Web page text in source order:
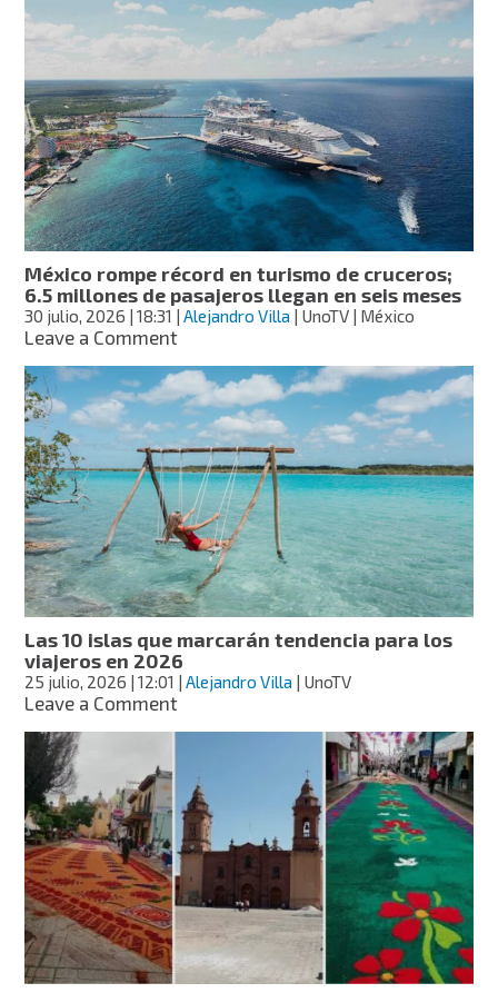
vas
de
vacaciones?
Profeco
recuerda
derechos
al
contratar
hoteles,
viajes
y
transporte
México rompe récord en turismo de cruceros;
6.5 millones de pasajeros llegan en seis meses
30 julio, 2026 | 18:31 |Alejandro Villa | UnoTV | México
Leave a Commenton
rompe
récord
en
turismo
de
cruceros;
6.5
millones
de
pasajeros
llegan
en
seis
meses
Las 10 islas que marcarán tendencia para los
viajeros en 2026
25 julio, 2026 | 12:01 |Alejandro Villa | UnoTV
Leave a Commenton
que
marcarán
tendencia
para
los
viajeros
en
2026